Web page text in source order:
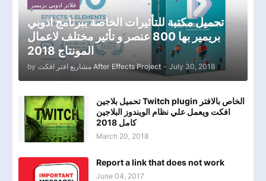
فلاتر ادوبي بريمير
تحميل مكتبة للتأثيرات الخاصة ببرنامج ادوبي
بريمير بها 800 عنصر و تأثير مختلف لاعمال
المونتاج 2018
by مشاريع افتر افكت After Effects Project - July 30, 2018
تحميل بلاجين Twitch plugin الخاص بالافتر
افكت ويعمل علي نظام الويندوز البلاجين
كامل 2018
March 20, 2018
Report a link that does not work
June 04, 2017